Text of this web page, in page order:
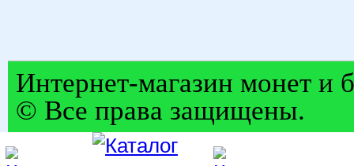
Интернет-магазин монет и
© Все права защищены.